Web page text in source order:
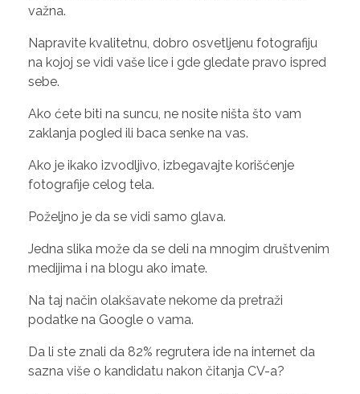
važna.
Napravite kvalitetnu, dobro osvetljenu fotografiju
na kojoj se vidi vaše lice i gde gledate pravo ispred
sebe.
Ako ćete biti na suncu, ne nosite ništa što vam
zaklanja pogled ili baca senke na vas.
Ako je ikako izvodljivo, izbegavajte korišćenje
fotografije celog tela.
Poželjno je da se vidi samo glava.
Jedna slika može da se deli na mnogim društvenim
medijima i na blogu ako imate.
Na taj način olakšavate nekome da pretraži
podatke na Google o vama.
Da li ste znali da 82% regrutera ide na internet da
sazna više o kandidatu nakon čitanja CV-a?